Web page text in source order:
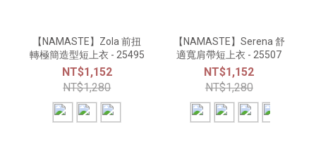
【NAMASTE】Zola 前扭
轉極簡造型短上衣 - 25495
NT$1,152
NT$1,280
【NAMASTE】Serena 舒
適寬肩帶短上衣 - 25507
NT$1,152
NT$1,280